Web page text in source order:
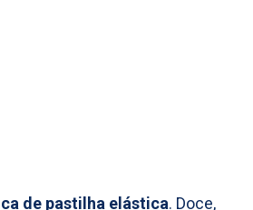
de pastilha elástica. Doce,